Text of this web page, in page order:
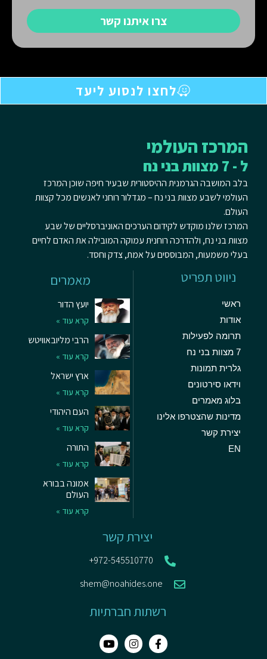
צרו איתנו קשר
לחצו לנסוע ליעד
המרכז העולמי
ל - 7 מצוות בני נח
בלב המושבה הגרמנית ההיסטורית שבעיר חיפה שוכן המרכז
העולמי לשבע מצוות בני נח – מגדלור רוחני לאנשים מכל קצוות
העולם.
המרכז שלנו מוקדש לקידום הערכים האוניברסליים של שבע
מצוות בני נח, ולהדרכה רוחנית עמוקה המובילה את האדם לחיים
בעלי משמעות, המבוססים על אמת, צדק וחסד.
ניווט תפריט
ראשי
אודות
תרומה לפעילות
7 מצוות בני נח
גלרית תמונות
וידאו סירטונים
בלוג מאמרים
מדינות שהצטרפו אלינו
יצירת קשר
EN
מאמרים
יועץ הדור
קרא עוד »
הרבי מליובאוויטש
קרא עוד »
ארץ ישראל
קרא עוד »
העם היהודי
קרא עוד »
התורה
קרא עוד »
אמונה בבורא
העולם
קרא עוד »
יצירת קשר
972-545510770+
shem@noahides.one
רשתות חברתיות